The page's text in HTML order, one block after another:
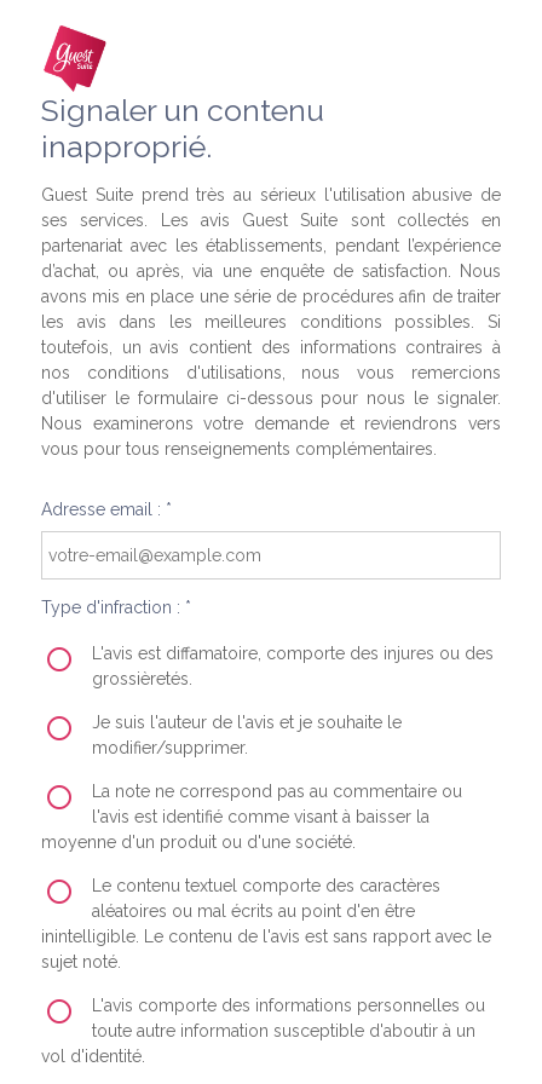
Signaler un contenu
inapproprié.
Guest Suite prend très au sérieux l'utilisation abusive de
ses services. Les avis Guest Suite sont collectés en
partenariat avec les établissements, pendant l’expérience
d’achat, ou après, via une enquête de satisfaction. Nous
avons mis en place une série de procédures afin de traiter
les avis dans les meilleures conditions possibles. Si
toutefois, un avis contient des informations contraires à
nos conditions d'utilisations, nous vous remercions
d'utiliser le formulaire ci-dessous pour nous le signaler.
Nous examinerons votre demande et reviendrons vers
vous pour tous renseignements complémentaires.
Adresse email : *
Type d'infraction : *
L'avis est diffamatoire, comporte des injures ou des
grossièretés.
Je suis l'auteur de l'avis et je souhaite le
modifier/supprimer.
La note ne correspond pas au commentaire ou
l'avis est identifié comme visant à baisser la
moyenne d'un produit ou d'une société.
Le contenu textuel comporte des caractères
aléatoires ou mal écrits au point d'en être
inintelligible. Le contenu de l'avis est sans rapport avec le
sujet noté.
L'avis comporte des informations personnelles ou
toute autre information susceptible d'aboutir à un
vol d'identité.